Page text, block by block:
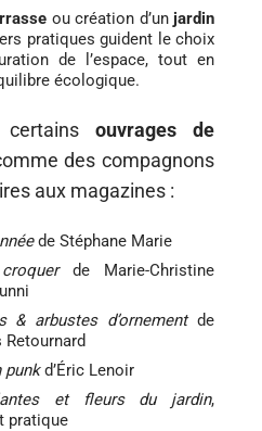
ou création d’un jardin
pratiques guident le choix
de l’espace, tout en
écologique.
certainsouvrages de
des compagnons
aux magazines :
de Stéphane Marie
de Marie-Christine
& arbustes d’ornementde
Retournard
punkd’Éric Lenoir
et fleurs du jardin,
pratique